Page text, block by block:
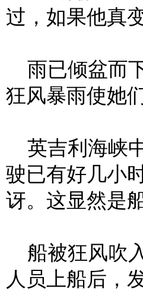
过，如果他真
雨已倾盆而
狂风暴雨使她
英吉利海峡
驶已有好几小
讶。这显然是
船被狂风吹
人员上船后，